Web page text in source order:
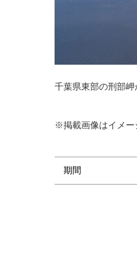
千葉県東部の刑部岬
※掲載画像はイメー
期間